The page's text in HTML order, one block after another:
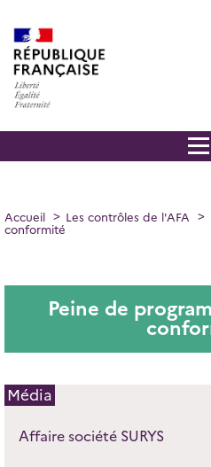
contenu
principal
FIL
Accueil Les contrôles de l'AFA
conformité
Peine de
Média
Affaire société SURYS